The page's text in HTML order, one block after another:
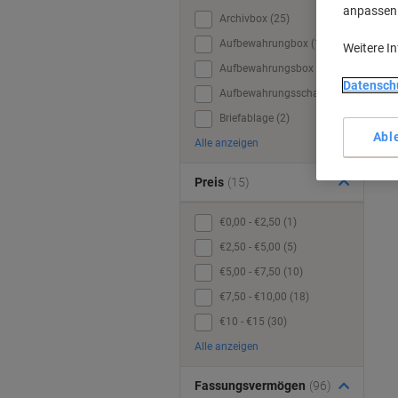
Archivbox (25)
Aufbewahrungbox (13)
Aufbewahrungsbox (145)
Aufbewahrungsschale (1)
Briefablage (2)
Alle anzeigen
Preis (15)
€0,00 - €2,50 (1)
€2,50 - €5,00 (5)
€5,00 - €7,50 (10)
€7,50 - €10,00 (18)
€10 - €15 (30)
Alle anzeigen
Fassungsvermögen (96)
Weitere